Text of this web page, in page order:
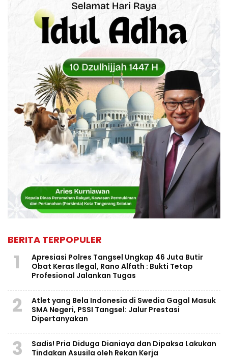
BERITA TERPOPULER
1
Apresiasi Polres Tangsel Ungkap 46 Juta Butir
Obat Keras Ilegal, Rano Alfath : Bukti Tetap
Profesional Jalankan Tugas
2
Atlet yang Bela Indonesia di Swedia Gagal Masuk
SMA Negeri, PSSI Tangsel: Jalur Prestasi
Dipertanyakan
3
Sadis! Pria Diduga Dianiaya dan Dipaksa Lakukan
Tindakan Asusila oleh Rekan Kerja